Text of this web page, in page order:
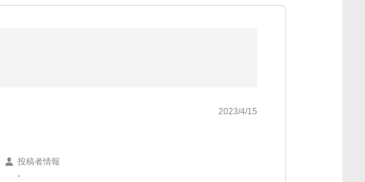
2023/4/15
投稿者情報
-